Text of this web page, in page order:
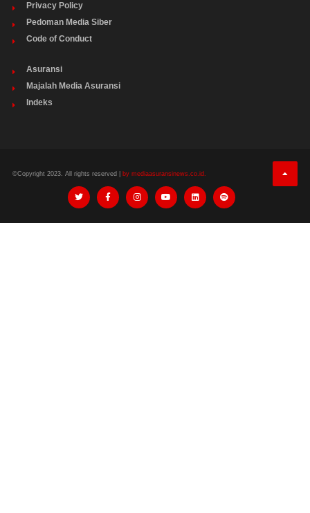
Privacy Policy
Pedoman Media Siber
Code of Conduct
Asuransi
Majalah Media Asuransi
Indeks
©Copyright 2023. All rights reserved | by mediaasuransinews.co.id.